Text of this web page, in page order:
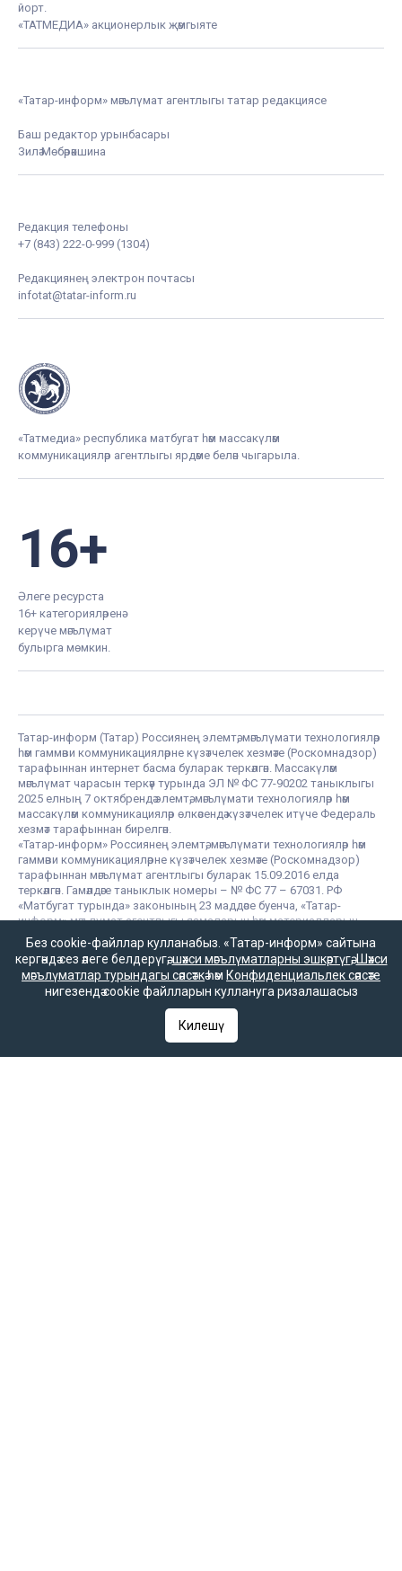
йорт.
«ТАТМЕДИА» акционерлык җәмгыяте
«Татар-информ» мәгълүмат агентлыгы татар редакциясе
Баш редактор урынбасары
Зилә Мөбәрәкшина
Редакция телефоны
+7 (843) 222-0-999 (1304)
Редакциянең электрон почтасы
infotat@tatar-inform.ru
«Татмедиа» республика матбугат һәм массакүләм
коммуникацияләр агентлыгы ярдәме белән чыгарыла.
16+
Әлеге ресурста
16+ категорияләренә
керүче мәгълүмат
булырга мөмкин.
Татар-информ (Татар) Россиянең элемтә, мәгълүмати технологияләр
һәм гаммәви коммуникацияләрне күзәтчелек хезмәте (Роскомнадзор)
тарафыннан интернет басма буларак теркәлгән. Массакүләм
мәгълүмат чарасын теркәү турында ЭЛ № ФС 77-90202 таныклыгы
2025 елның 7 октябрендә элемтә, мәгълүмати технологияләр һәм
массакүләм коммуникацияләр өлкәсендә күзәтчелек итүче Федераль
хезмәт тарафыннан бирелгән.
«Татар-информ» Россиянең элемтә, мәгълүмати технологияләр һәм
гаммәви коммуникацияләрне күзәтчелек хезмәте (Роскомнадзор)
тарафыннан мәгълүмат агентлыгы буларак 15.09.2016 елда
теркәлгән. Гамәлдәге таныклык номеры – № ФС 77 – 67031. РФ
«Матбугат турында» законының 23 маддәсе буенча, «Татар-
информ» мәгълүмат агентлыгы язмаларын һәм материалларын
башка массакүләм мәгълүмат чарасы таратканда аңа
гиперсылтама кую мәҗбүри.
Татар-информ (Татар) сетевое издание, зарегистрированное в
Федеральной службе по надзору в сфере связи,
информационных технологий и массовых коммуникаций
(Роскомнадзор). Запись о регистрации СМИ ЭЛ № ФС 77 - 90202
07.10.2025 выдано Федеральной службой по надзору в сфере
Без cookie-файллар кулланабыз. «Татар-информ» сайтына
кергәндә сез әлеге белдерүгә,шәхси мәгълүматларны эшкәртүгә,Шәхси
мәгълүматлар турындагы сәясәткәһәм Конфиденциальлек сәясәте
нигезендә cookie файлларын куллануга ризалашасыз
Килешү